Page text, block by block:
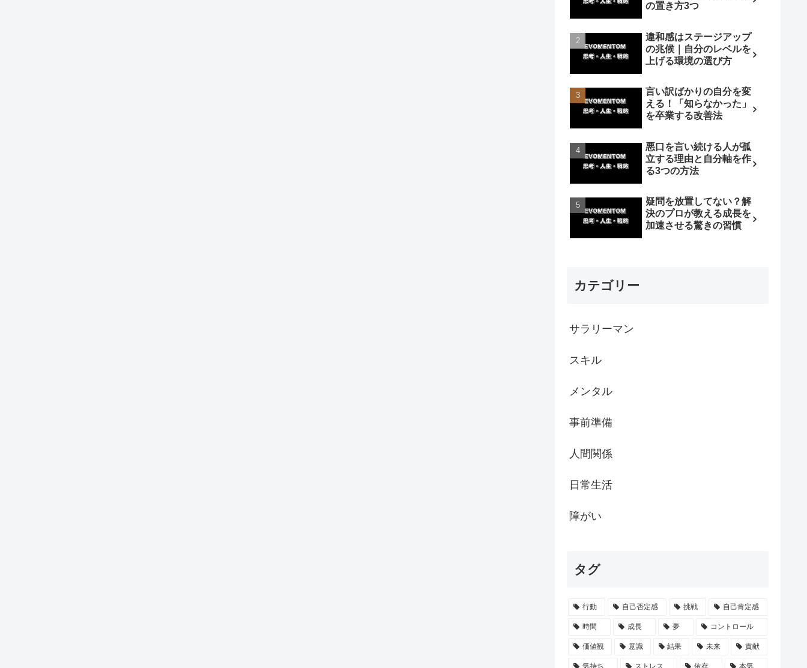
の置き方3つ
違和感はステージアップ
の兆候｜自分のレベルを
上げる環境の選び方
言い訳ばかりの自分を変
える！「知らなかった」
を卒業する改善法
悪口を言い続ける人が孤
立する理由と自分軸を作
る3つの方法
疑問を放置してない？解
決のプロが教える成長を
加速させる驚きの習慣
カテゴリー
サラリーマン
スキル
メンタル
事前準備
人間関係
日常生活
障がい
タグ
行動 自己否定感 挑戦 自己肯定感
時間 成長 夢 コントロール
価値観 意識 結果 未来 貢献